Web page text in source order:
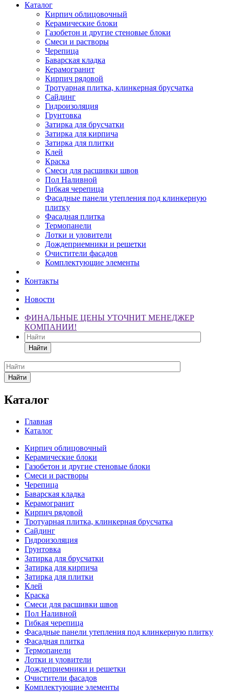
Каталог
Кирпич облицовочный
Керамические блоки
Газобетон и другие стеновые блоки
Смеси и растворы
Черепица
Баварская кладка
Керамогранит
Кирпич рядовой
Тротуарная плитка, клинкерная брусчатка
Сайдинг
Гидроизоляция
Грунтовка
Затирка для брусчатки
Затирка для кирпича
Затирка для плитки
Клей
Краска
Смеси для расшивки швов
Пол Наливной
Гибкая черепица
Фасадные панели утепления под клинкерную
плитку
Фасадная плитка
Термопанели
Лотки и уловители
Дождеприемники и решетки
Очистители фасадов
Комплектующие элементы
Контакты
Новости
ФИНАЛЬНЫЕ ЦЕНЫ УТОЧНИТ МЕНЕДЖЕР
КОМПАНИИ!
Найти
Найти
Каталог
Главная
Каталог
Кирпич облицовочный
Керамические блоки
Газобетон и другие стеновые блоки
Смеси и растворы
Черепица
Баварская кладка
Керамогранит
Кирпич рядовой
Тротуарная плитка, клинкерная брусчатка
Сайдинг
Гидроизоляция
Грунтовка
Затирка для брусчатки
Затирка для кирпича
Затирка для плитки
Клей
Краска
Смеси для расшивки швов
Пол Наливной
Гибкая черепица
Фасадные панели утепления под клинкерную плитку
Фасадная плитка
Термопанели
Лотки и уловители
Дождеприемники и решетки
Очистители фасадов
Комплектующие элементы